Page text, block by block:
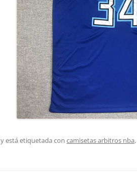
y está etiquetada con camisetas arbitros nba,